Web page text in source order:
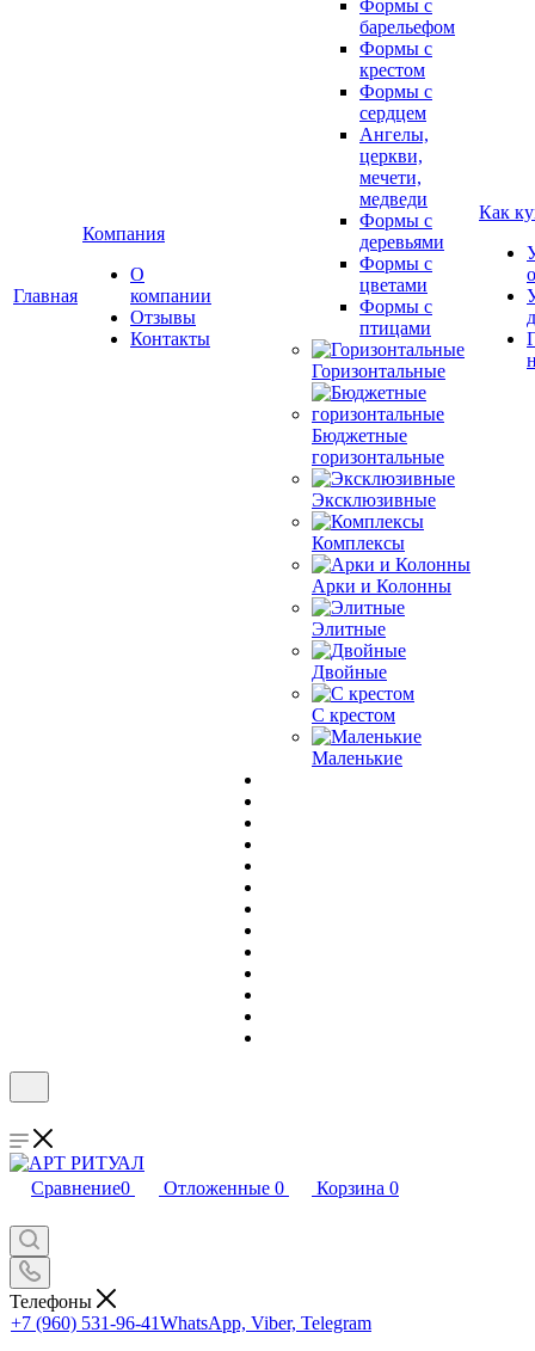
Главная
Компания
О
компании
Отзывы
Контакты
Формы с
барельефом
Формы с
крестом
Формы с
сердцем
Ангелы,
церкви,
мечети,
медведи
Формы с
деревьями
Формы с
цветами
Формы с
птицами
Горизонтальные
Бюджетные
горизонтальные
Эксклюзивные
Комплексы
Арки и Колонны
Элитные
Двойные
С крестом
Маленькие
Как
Сравнение0 Отложенные 0 Корзина 0
Телефоны
+7 (960) 531-96-41WhatsApp, Viber, Telegram